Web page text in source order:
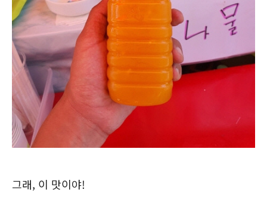
그래, 이 맛이야!